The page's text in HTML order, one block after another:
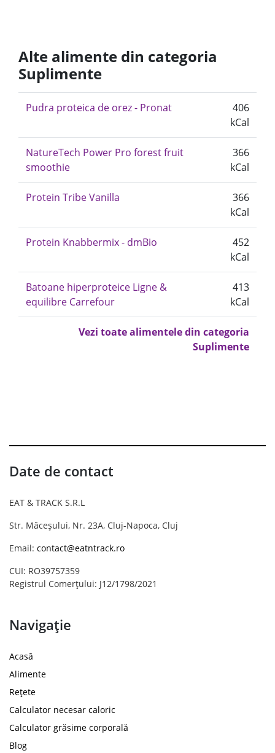
Alte alimente din categoria
Suplimente
Pudra proteica de orez - Pronat
406
kCal
NatureTech Power Pro forest fruit
smoothie
366
kCal
Protein Tribe Vanilla
366
kCal
Protein Knabbermix - dmBio
452
kCal
Batoane hiperproteice Ligne &
equilibre Carrefour
413
kCal
Vezi toate alimentele din categoria
Suplimente
Date de contact
EAT & TRACK S.R.L
Str. Măceșului, Nr. 23A, Cluj-Napoca, Cluj
Email: contact@eatntrack.ro
CUI: RO39757359
Registrul Comerțului: J12/1798/2021
Navigație
Acasă
Alimente
Rețete
Calculator necesar caloric
Calculator grăsime corporală
Blog